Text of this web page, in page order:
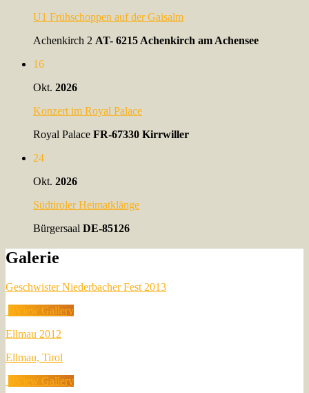
U1 Frühschoppen auf der Gaisalm
Achenkirch 2 AT- 6215 Achenkirch am Achensee
16
Okt. 2026
Konzert im Royal Palace
Royal Palace FR-67330 Kirrwiller
24
Okt. 2026
Südtiroler Heimatklänge
Bürgersaal DE-85126
Galerie
Geschwister Niederbacher Fest 2013
View Gallery
Ellmau 2012
Ellmau, Tirol
View Gallery